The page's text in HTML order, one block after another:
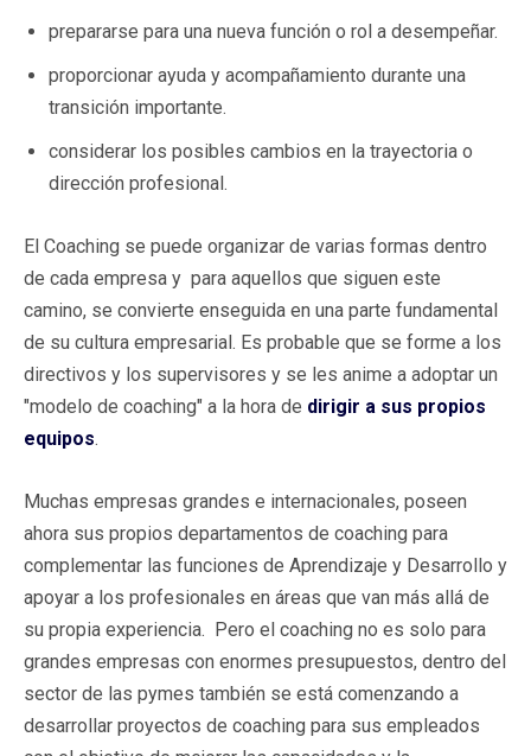
prepararse para una nueva función o rol a desempeñar.
proporcionar ayuda y acompañamiento durante una
transición importante.
considerar los posibles cambios en la trayectoria o
dirección profesional.
El Coaching se puede organizar de varias formas dentro
de cada empresa y para aquellos que siguen este
camino, se convierte enseguida en una parte fundamental
de su cultura empresarial. Es probable que se forme a los
directivos y los supervisores y se les anime a adoptar un
"modelo de coaching" a la hora de dirigir a sus propios
equipos.
Muchas empresas grandes e internacionales, poseen
ahora sus propios departamentos de coaching para
complementar las funciones de Aprendizaje y Desarrollo y
apoyar a los profesionales en áreas que van más allá de
su propia experiencia. Pero el coaching no es solo para
grandes empresas con enormes presupuestos, dentro del
sector de las pymes también se está comenzando a
desarrollar proyectos de coaching para sus empleados